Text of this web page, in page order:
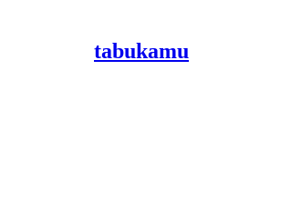
tabukamu